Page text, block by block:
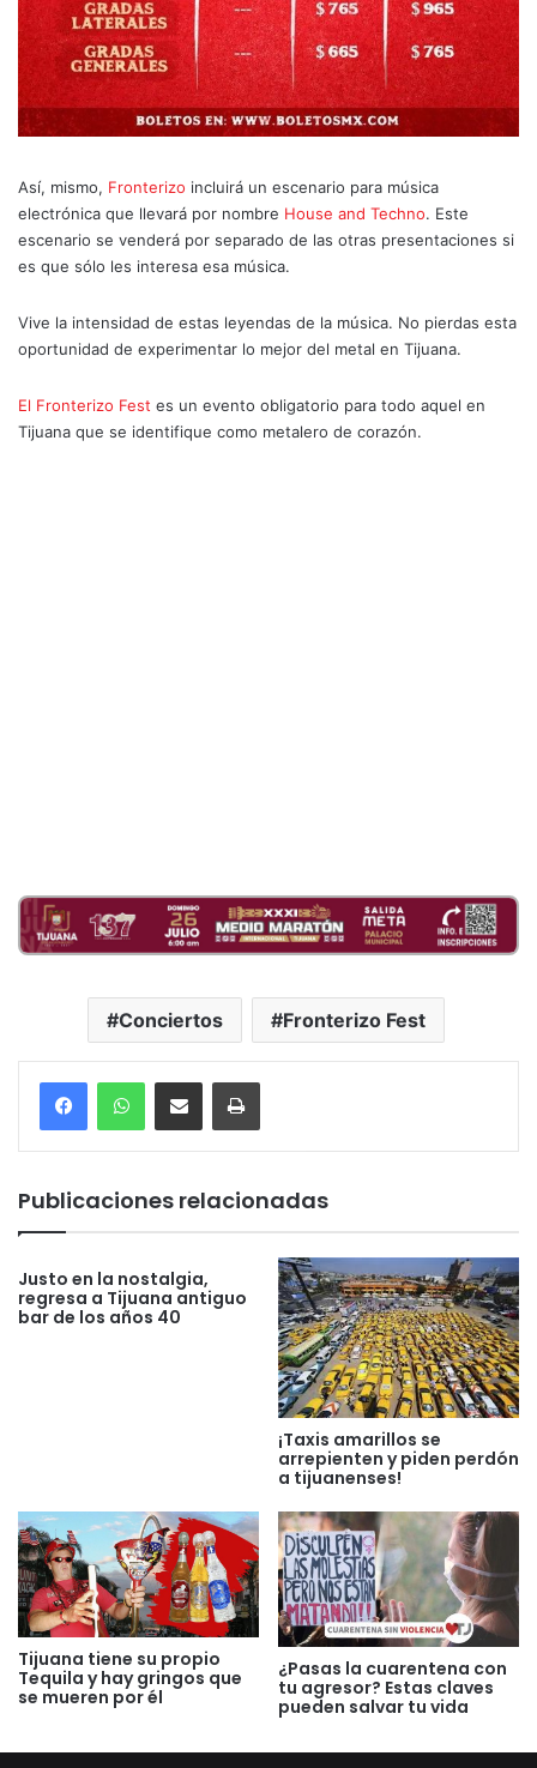
Así, mismo, Fronterizo incluirá un escenario para música
electrónica que llevará por nombre House and Techno. Este
escenario se venderá por separado de las otras presentaciones si
es que sólo les interesa esa música.
Vive la intensidad de estas leyendas de la música. No pierdas esta
oportunidad de experimentar lo mejor del metal en Tijuana.
El Fronterizo Fest es un evento obligatorio para todo aquel en
Tijuana que se identifique como metalero de corazón.
Conciertos Fronterizo Fest
Compartir por correo electrónicoImprimir
Publicaciones relacionadas
Justo en la nostalgia,
regresa a Tijuana antiguo
bar de los años 40
¡Taxis amarillos se
arrepienten y piden perdón
a tijuanenses!
Tijuana tiene su propio
Tequila y hay gringos que
se mueren por él
¿Pasas la cuarentena con
tu agresor? Estas claves
pueden salvar tu vida